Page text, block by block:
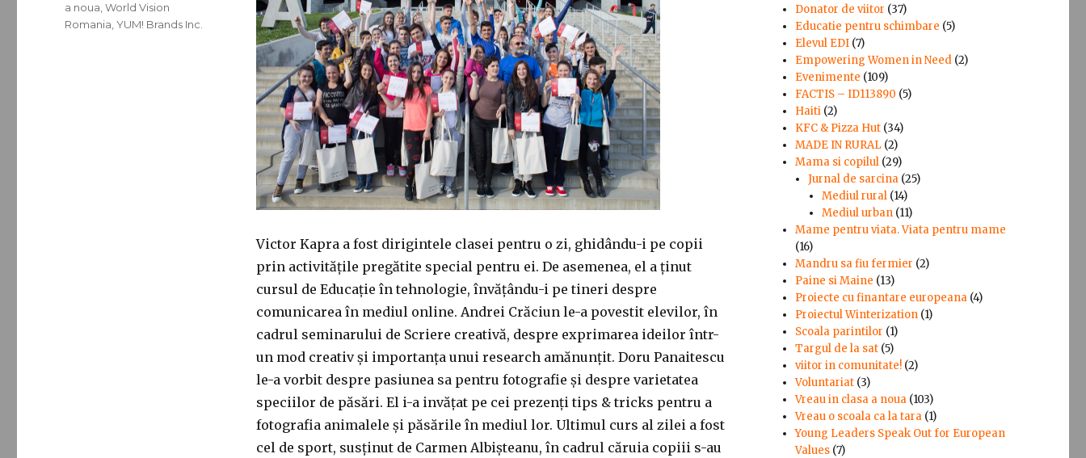
Victor Kapra a fost dirigintele clasei pentru o zi, ghidându-i pe copii
prin activitățile pregătite special pentru ei. De asemenea, el a ținut
cursul de Educație în tehnologie, învățându-i pe tineri despre
comunicarea în mediul online. Andrei Crăciun le-a povestit elevilor, în
cadrul seminarului de Scriere creativă, despre exprimarea ideilor într-
un mod creativ și importanța unui research amănunțit. Doru Panaitescu
le-a vorbit despre pasiunea sa pentru fotografie și despre varietatea
speciilor de păsări. El i-a invățat pe cei prezenți tips & tricks pentru a
fotografia animalele și păsările în mediul lor. Ultimul curs al zilei a fost
cel de sport, susținut de Carmen Albișteanu, în cadrul căruia copiii s-au
a noua ,World Vision
Romania ,YUM! Brands Inc.
Donator de viitor (37)
Educatie pentru schimbare (5)
Elevul EDI (7)
Empowering Women in Need (2)
Evenimente (109)
FACTIS – ID113890 (5)
Haiti (2)
KFC & Pizza Hut (34)
MADE IN RURAL (2)
Mama si copilul (29)
Jurnal de sarcina (25)
Mediul rural(14)
Mediul urban(11)
Mame pentru viata. Viata pentru mame
(16)
Mandru sa fiu fermier (2)
Paine si Maine (13)
Proiecte cu finantare europeana (4)
Proiectul Winterization (1)
Scoala parintilor (1)
Targul de la sat (5)
viitor in comunitate! (2)
Voluntariat (3)
Vreau in clasa a noua (103)
Vreau o scoala ca la tara (1)
Young Leaders Speak Out for European
Values (7)